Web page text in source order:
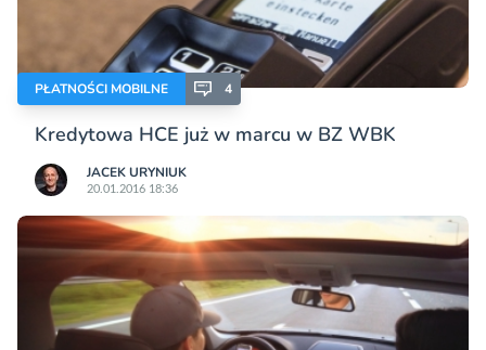
PŁATNOŚCI MOBILNE 4
Kredytowa HCE już w marcu w BZ WBK
JACEK URYNIUK
20.01.2016 18:36